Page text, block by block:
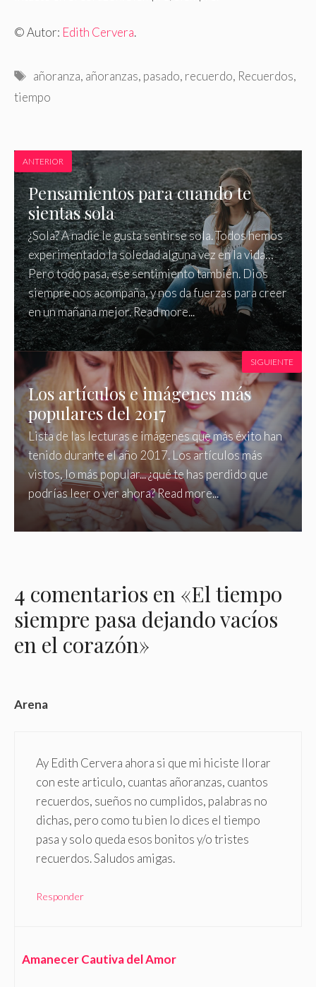
© Autor: Edith Cervera.
Etiquetas
añoranza, añoranzas, pasado, recuerdo, Recuerdos,
tiempo
ANTERIOR
Pensamientos para cuando te
sientas sola
¿Sola? A nadie le gusta sentirse sola. Todos hemos
experimentado la soledad alguna vez en la vida…
Pero todo pasa, ese sentimiento también. Dios
siempre nos acompaña, y nos da fuerzas para creer
en un mañana mejor. Read more...
Los artículos e imágenes más
populares del 2017
Lista de las lecturas e imágenes que más éxito han
tenido durante el año 2017. Los artículos más
vistos, lo más popular... ¿qué te has perdido que
podrías leer o ver ahora? Read more...
SIGUIENTE
4 comentarios en «El tiempo
siempre pasa dejando vacíos
en el corazón»
Arena
Ay Edith Cervera ahora si que mi hiciste llorar
con este articulo, cuantas añoranzas, cuantos
recuerdos, sueños no cumplidos, palabras no
dichas, pero como tu bien lo dices el tiempo
pasa y solo queda esos bonitos y/o tristes
recuerdos. Saludos amigas.
Responder
Amanecer Cautiva del Amor